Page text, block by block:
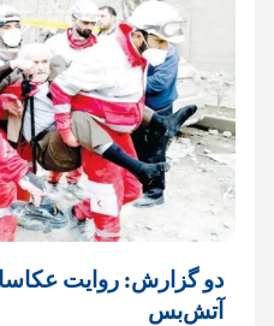
دو گزارش: روایت
آتش‌بس